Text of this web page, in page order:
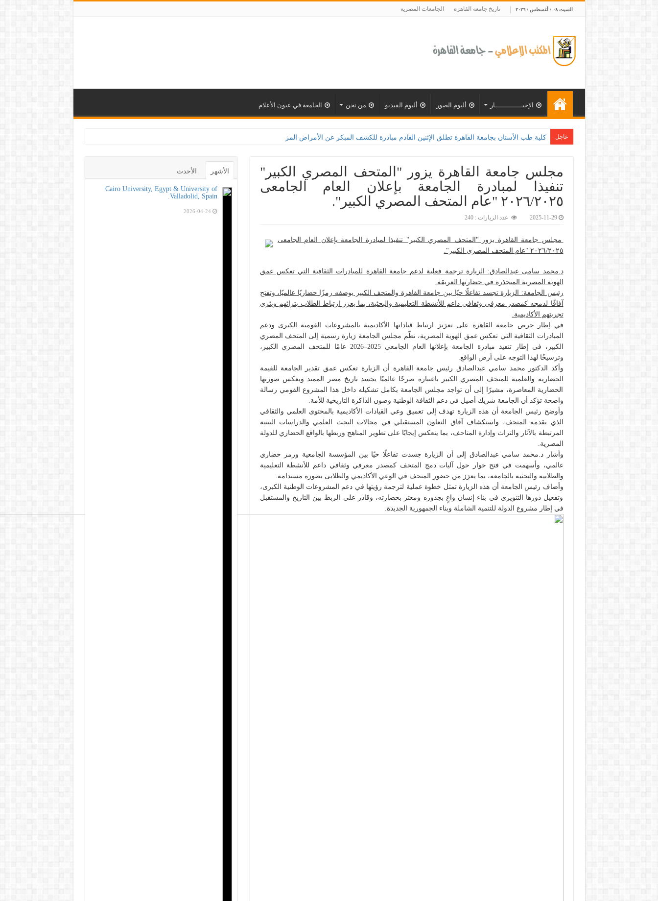
السبت ٠٨ / أغسطس / ٢٠٢٦ تاريخ جامعة القاهرة الجامعات المصرية
الإخبــــــــــــــار ألبوم الصور ألبوم الفيديو من نحن الجامعة في عيون الأعلام
عاجل
مجلس جامعة القاهرة يزور "المتحف المصري الكبير"
تنفيذا لمبادرة الجامعة بإعلان العام الجامعى
٢٠٢٦/٢٠٢٥ "عام المتحف المصري الكبير".‎
2025-11-29 عدد الزيارات : 240
مجلس جامعة القاهرة يزور "المتحف المصري الكبير" تنفيذا لمبادرة الجامعة بإعلان العام الجامعى
٢٠٢٦/٢٠٢٥ "عام المتحف المصري الكبير".
د.محمد سامى عبدالصادق: الزيارة ترجمة فعلية لدعم جامعة القاهرة للمبادرات الثقافية التي تعكس عمق
الهوية المصرية المتجذرة في حضارتها العريقة.
رئيس الجامعة: الزيارة تجسد تفاعلًا حيًا بين جامعة القاهرة والمتحف الكبير بوصفه رمزًا حضاريًا عالميًا، وتفتح
آفاقًا لدمجه كمصدر معرفي وثقافي داعم للأنشطة التعليمية والبحثية، بما يعزز ارتباط الطلاب بتراثهم ويثري
تجربتهم الأكاديمية.
في إطار حرص جامعة القاهرة على تعزيز ارتباط قياداتها الأكاديمية بالمشروعات القومية الكبرى ودعم
المبادرات الثقافية التي تعكس عمق الهوية المصرية، نظّم مجلس الجامعة زيارة رسمية إلى المتحف المصري
الكبير، فى إطار تنفيذ مبادرة الجامعة بإعلانها العام الجامعي 2025–2026 عامًا للمتحف المصري الكبير،
وترسيخًا لهذا التوجه على أرض الواقع.
وأكد الدكتور محمد سامي عبدالصادق رئيس جامعة القاهرة أن الزيارة تعكس عمق تقدير الجامعة للقيمة
الحضارية والعلمية للمتحف المصري الكبير باعتباره صرحًا عالميًا يجسد تاريخ مصر الممتد ويعكس صورتها
الحضارية المعاصرة، مشيرًا إلى أن تواجد مجلس الجامعة بكامل تشكيله داخل هذا المشروع القومي رسالة
واضحة تؤكد أن الجامعة شريك أصيل في دعم الثقافة الوطنية وصون الذاكرة التاريخية للأمة.
وأوضح رئيس الجامعة أن هذه الزيارة تهدف إلى تعميق وعي القيادات الأكاديمية بالمحتوى العلمي والثقافي
الذي يقدمه المتحف، واستكشاف آفاق التعاون المستقبلي في مجالات البحث العلمي والدراسات البينية
المرتبطة بالآثار والتراث وإدارة المتاحف، بما ينعكس إيجابًا على تطوير المناهج وربطها بالواقع الحضاري للدولة
المصرية.
وأشار د.محمد سامي عبدالصادق إلى أن الزيارة جسدت تفاعلًا حيًا بين المؤسسة الجامعية ورمز حضاري
عالمي، وأسهمت في فتح حوار حول آليات دمج المتحف كمصدر معرفي وثقافي داعم للأنشطة التعليمية
والطلابية والبحثية بالجامعة، بما يعزز من حضور المتحف في الوعي الأكاديمي والطلابى بصورة مستدامة.
وأضاف رئيس الجامعة أن هذه الزيارة تمثل خطوة عملية لترجمة رؤيتها في دعم المشروعات الوطنية الكبرى،
وتفعيل دورها التنويري في بناء إنسان واعٍ بجذوره ومعتز بحضارته، وقادر على الربط بين التاريخ والمستقبل
في إطار مشروع الدولة للتنمية الشاملة وبناء الجمهورية الجديدة.
الأشهر الأحدث
Cairo University, Egypt & University of
Valladolid, Spain.
2026-04-24